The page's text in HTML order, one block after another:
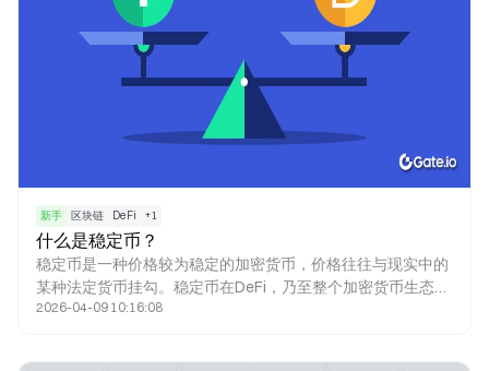
新手 区块链 DeFi +1
什么是稳定币？
稳定币是一种价格较为稳定的加密货币，价格往往与现实中的
某种法定货币挂勾。稳定币在DeFi，乃至整个加密货币生态中
都具有重要地位。
2026-04-09 10:16:08